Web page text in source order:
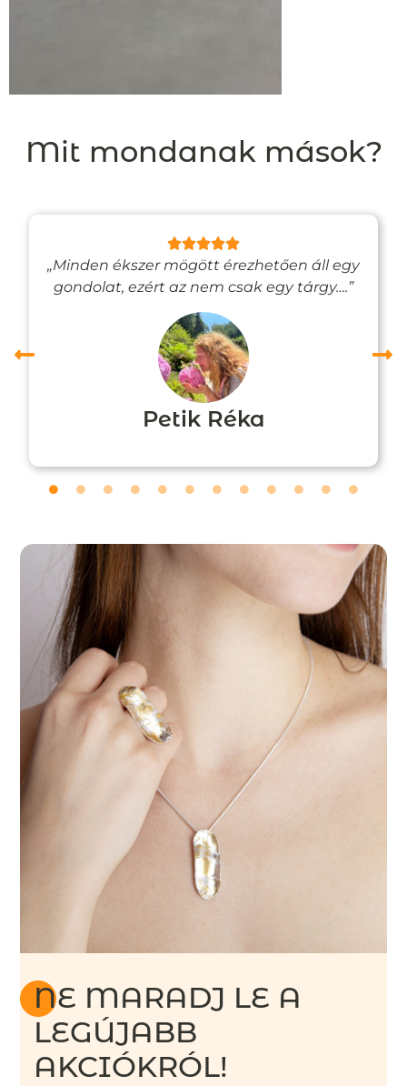
Mit mondanak mások?
„Minden ékszer mögött érezhetően áll egy
gondolat, ezért az nem csak egy tárgy….”
Petik Réka
NE MARADJ LE A
LEGÚJABB
AKCIÓKRÓL!